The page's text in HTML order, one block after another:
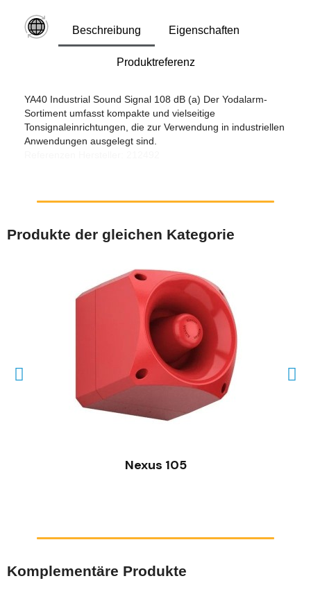
Beschreibung Eigenschaften
Produktreferenz
YA40 Industrial Sound Signal 108 dB (a) Der Yodalarm-
Sortiment umfasst kompakte und vielseitige
Tonsignaleinrichtungen, die zur Verwendung in industriellen
Anwendungen ausgelegt sind.
Produkte der gleichen Kategorie
SCHNELLANSICHT
Nexus 105
Komplementäre Produkte